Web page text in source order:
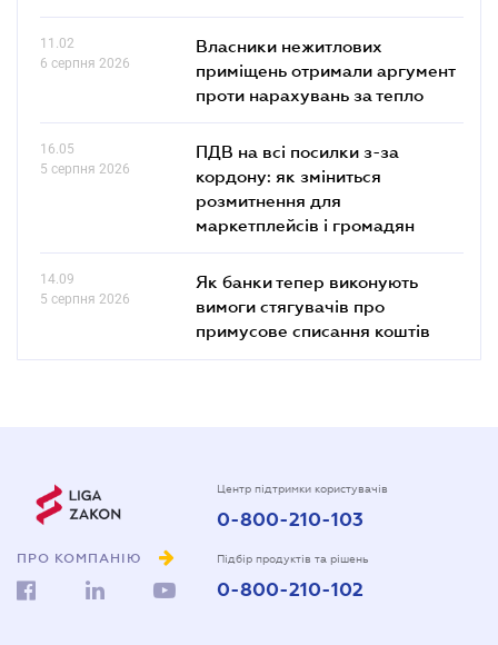
11.02
6 серпня 2026
Власники нежитлових
приміщень отримали аргумент
проти нарахувань за тепло
16.05
5 серпня 2026
ПДВ на всі посилки з-за
кордону: як зміниться
розмитнення для
маркетплейсів і громадян
14.09
5 серпня 2026
Як банки тепер виконують
вимоги стягувачів про
примусове списання коштів
ПРО КОМПАНІЮ
Центр підтримки користувачів
0-800-210-103
Підбір продуктів та рішень
0-800-210-102